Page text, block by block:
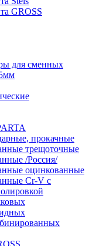
GROSS
для сменных
прокачные
трещоточные
/Россия/
оцинкованные
Cr-V с